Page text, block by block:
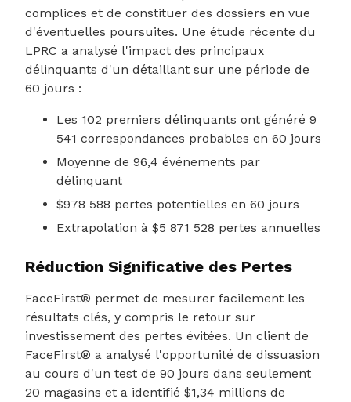
complices et de constituer des dossiers en vue
d'éventuelles poursuites. Une étude récente du
LPRC a analysé l'impact des principaux
délinquants d'un détaillant sur une période de
60 jours :
Les 102 premiers délinquants ont généré 9
541 correspondances probables en 60 jours
Moyenne de 96,4 événements par
délinquant
$978 588 pertes potentielles en 60 jours
Extrapolation à $5 871 528 pertes annuelles
Réduction Significative des Pertes
FaceFirst® permet de mesurer facilement les
résultats clés, y compris le retour sur
investissement des pertes évitées. Un client de
FaceFirst® a analysé l'opportunité de dissuasion
au cours d'un test de 90 jours dans seulement
20 magasins et a identifié $1,34 millions de